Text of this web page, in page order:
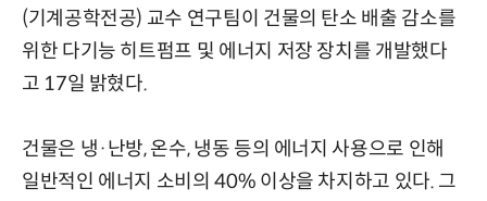
(기계공학전공) 교수 연구팀이 건물의 탄소 배출 감소를
위한 다기능 히트펌프 및 에너지 저장 장치를 개발했다
고 17일 밝혔다.
건물은 냉·난방, 온수, 냉동 등의 에너지 사용으로 인해
일반적인 에너지 소비의 40% 이상을 차지하고 있다. 그